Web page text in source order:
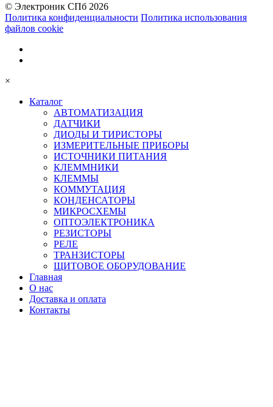
© Электроник СПб 2026
Политика конфиденциальности Политика использования
файлов cookie
×
Каталог
АВТОМАТИЗАЦИЯ
ДАТЧИКИ
ДИОДЫ И ТИРИСТОРЫ
ИЗМЕРИТЕЛЬНЫЕ ПРИБОРЫ
ИСТОЧНИКИ ПИТАНИЯ
КЛЕММНИКИ
КЛЕММЫ
КОММУТАЦИЯ
КОНДЕНСАТОРЫ
МИКРОСХЕМЫ
ОПТОЭЛЕКТРОНИКА
РЕЗИСТОРЫ
РЕЛЕ
ТРАНЗИСТОРЫ
ЩИТОВОЕ ОБОРУДОВАНИЕ
Главная
О нас
Доставка и оплата
Контакты